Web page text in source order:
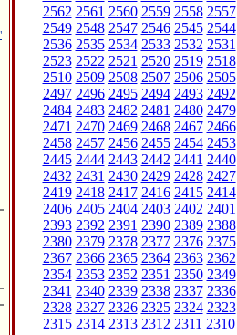
2562 2561 2560 2559 2558 2557
2549 2548 2547 2546 2545 2544
2536 2535 2534 2533 2532 2531
2523 2522 2521 2520 2519 2518
2510 2509 2508 2507 2506 2505
2497 2496 2495 2494 2493 2492
2484 2483 2482 2481 2480 2479
2471 2470 2469 2468 2467 2466
2458 2457 2456 2455 2454 2453
2445 2444 2443 2442 2441 2440
2432 2431 2430 2429 2428 2427
2419 2418 2417 2416 2415 2414
2406 2405 2404 2403 2402 2401
2393 2392 2391 2390 2389 2388
2380 2379 2378 2377 2376 2375
2367 2366 2365 2364 2363 2362
2354 2353 2352 2351 2350 2349
2341 2340 2339 2338 2337 2336
2328 2327 2326 2325 2324 2323
2315 2314 2313 2312 2311 2310